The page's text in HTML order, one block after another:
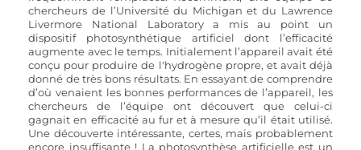
chercheurs de l’Université du Michigan et du Lawrence
Livermore National Laboratory a mis au point un
dispositif photosynthétique artificiel dont l’efficacité
augmente avec le temps. Initialement l’appareil avait été
conçu pour produire de l'hydrogène propre, et avait déjà
donné de très bons résultats. En essayant de comprendre
d’où venaient les bonnes performances de l’appareil, les
chercheurs de l’équipe ont découvert que celui-ci
gagnait en efficacité au fur et à mesure qu’il était utilisé.
Une découverte intéressante, certes, mais probablement
encore insuffisante ! La photosynthèse artificielle est un